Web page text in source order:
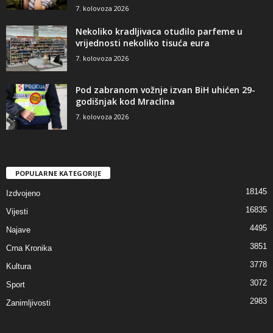
7. kolovoza 2026
Nekoliko kradljivaca otuđilo parfeme u
vrijednosti nekoliko tisuća eura
7. kolovoza 2026
Pod zabranom vožnje izvan BiH uhićen 29-
godišnjak kod Mraclina
7. kolovoza 2026
POPULARNE KATEGORIJE
Izdvojeno 18145
Vijesti 16835
Najave 4495
Crna Kronika 3851
Kultura 3778
Sport 3072
Zanimljivosti 2983